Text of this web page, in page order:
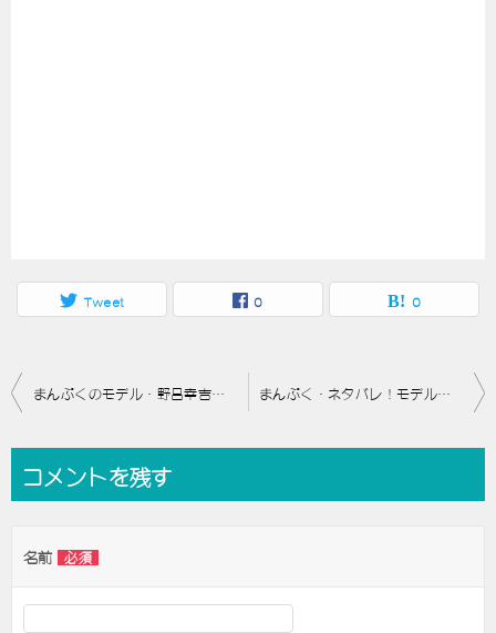
Tweet 0 0
投
ビ
ー
シ
まんぷくのモデル・野呂幸吉は実在する？ドラマと史実の違いは？ まんぷく・ネタバレ！モデルとなった人物一覧まとめ
コメントを残す
名前 必須